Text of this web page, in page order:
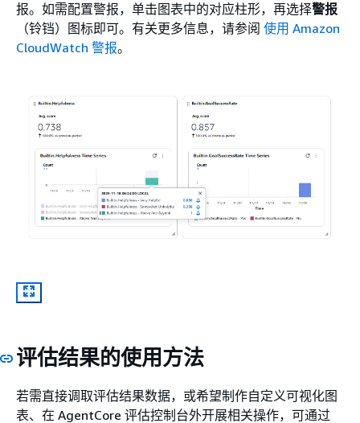
报。如需配置警报，单击图表中的对应柱形，再选择警报
（铃铛）图标即可。有关更多信息，请参阅 使用 Amazon
CloudWatch 警报。
评估结果的使用方法
若需直接调取评估结果数据，或希望制作自定义可视化图
表、在 AgentCore 评估控制台外开展相关操作，可通过